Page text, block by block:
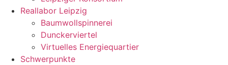
Reallabor Leipzig
Baumwollspinnerei
Dunckerviertel
Virtuelles Energiequartier
Schwerpunkte